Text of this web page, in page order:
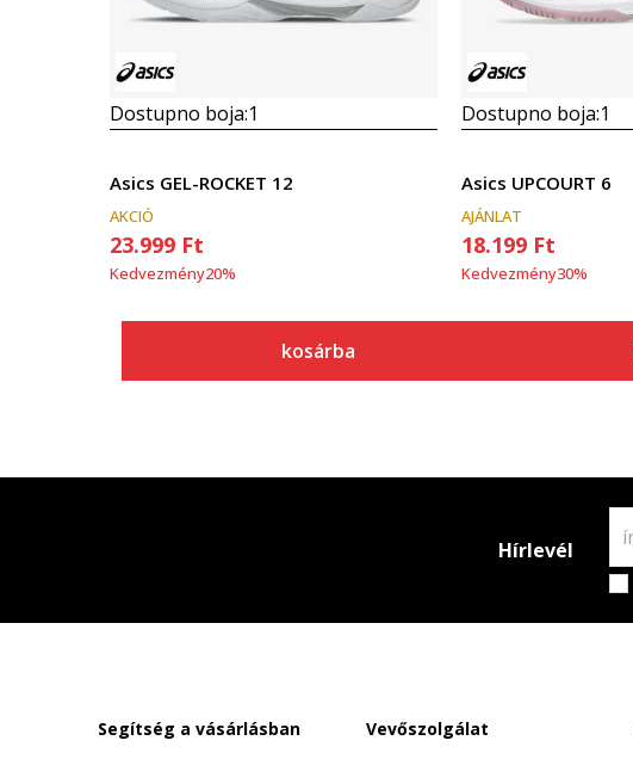
Dostupno boja:1
Asics GEL-ROCKET 12
AKCIÓ
23.999 Ft
Kedvezmény20%
kosárba
Dostupno boja:1
Asics UPCOURT 6
AJÁNLAT
18.199 Ft
Kedvezmény30%
Hírlevél
Segítség a vásárlásban Vevőszolgálat